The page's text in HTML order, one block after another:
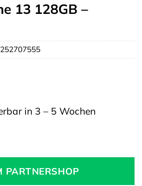
13 128GB –
in 3 – 5 Wochen
PARTNERSHOP